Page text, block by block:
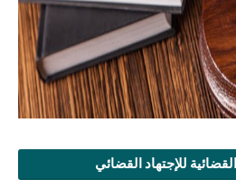
للإجتهاد القضائي